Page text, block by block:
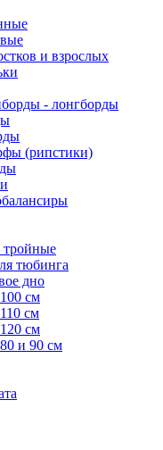
и взрослых
- лонгборды
(рипстики)
тюбинга
дно
см
cм
см
и 90 см